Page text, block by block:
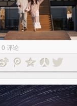
0 评论